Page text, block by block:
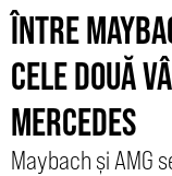
ÎNTRE
CELE DOUĂ
MERCEDES
Maybach și AMG